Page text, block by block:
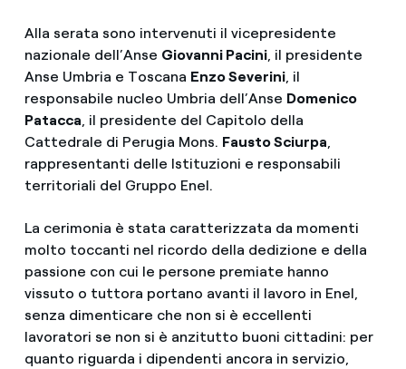
Alla serata sono intervenuti il vicepresidente
nazionale dell’Anse Giovanni Pacini, il presidente
Anse Umbria e Toscana Enzo Severini, il
responsabile nucleo Umbria dell’Anse Domenico
Patacca, il presidente del Capitolo della
Cattedrale di Perugia Mons. Fausto Sciurpa,
rappresentanti delle Istituzioni e responsabili
territoriali del Gruppo Enel.
La cerimonia è stata caratterizzata da momenti
molto toccanti nel ricordo della dedizione e della
passione con cui le persone premiate hanno
vissuto o tuttora portano avanti il lavoro in Enel,
senza dimenticare che non si è eccellenti
lavoratori se non si è anzitutto buoni cittadini: per
quanto riguarda i dipendenti ancora in servizio,